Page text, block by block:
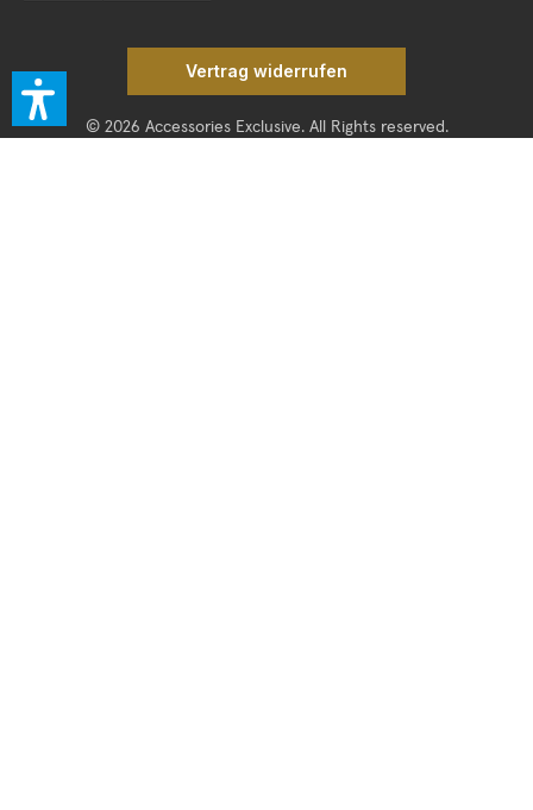
Vertrag widerrufen
© 2026 Accessories Exclusive. All Rights reserved.